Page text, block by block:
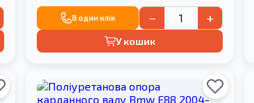
В один клік − +
У кошик